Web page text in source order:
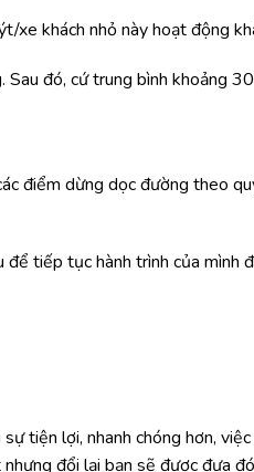
xe khách nhỏ này hoạt động
đó, cứ trung bình khoảng
điểm dừng dọc đường theo
tiếp tục hành trình của mình
tiện lợi, nhanh chóng hơn,
đổi lại bạn sẽ được đưa